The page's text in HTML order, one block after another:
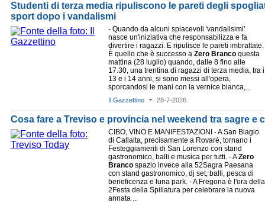
Studenti di terza media ripuliscono le pareti degli
sport dopo i vandalismi
- Quando da alcuni spiacevoli 'vandalisimi'
nasce un'iniziativa che responsabilizza e fa
divertire i ragazzi. E ripulisce le pareti imbrattate.
È quello che è successo a Zero Branco questa
mattina (28 luglio) quando, dalle 8 fino alle
17.30, una trentina di ragazzi di terza media, tra i
13 e i 14 anni, si sono messi all'opera,
sporcandosi le mani con la vernice bianca,...
Il Gazzettino - 28-7-2026
Cosa fare a Treviso e provincia nel weekend tra sagre e
CIBO, VINO E MANIFESTAZIONI - A San Biagio
di Callalta, precisamente a Rovarè, tornano i
Festeggiamenti di San Lorenzo con stand
gastronomico, balli e musica per tutti. - AZero
Branco spazio invece alla 52Sagra Paesana
con stand gastronomico, dj set, balli, pesca di
beneficenza e luna park. - A Fregona è l'ora della
2Festa della Spillatura per celebrare la nuova
annata ...